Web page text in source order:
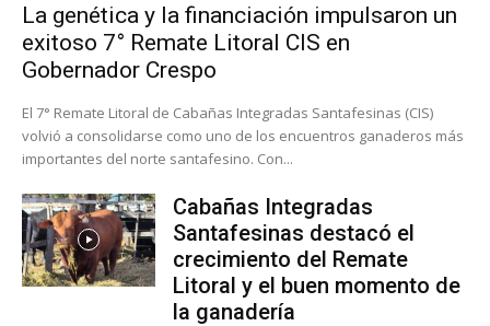
La genética y la financiación impulsaron un
exitoso 7° Remate Litoral CIS en
Gobernador Crespo
El 7° Remate Litoral de Cabañas Integradas Santafesinas (CIS)
volvió a consolidarse como uno de los encuentros ganaderos más
importantes del norte santafesino. Con...
Cabañas Integradas
Santafesinas destacó el
crecimiento del Remate
Litoral y el buen momento de
la ganadería